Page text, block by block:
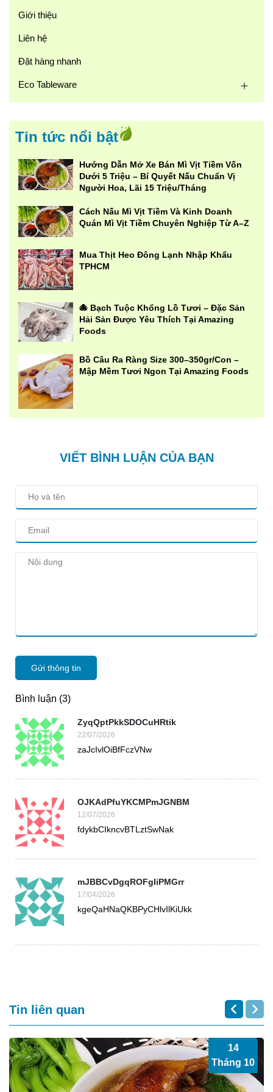
Giới thiệu
Liên hệ
Đặt hàng nhanh
Eco Tableware
Tin tức nổi bật
Hướng Dẫn Mở Xe Bán Mì Vịt Tiềm Vốn
Dưới 5 Triệu – Bí Quyết Nấu Chuẩn Vị
Người Hoa, Lãi 15 Triệu/Tháng
Cách Nấu Mì Vịt Tiềm Và Kinh Doanh
Quán Mì Vịt Tiềm Chuyên Nghiệp Từ A–Z
Mua Thịt Heo Đông Lạnh Nhập Khẩu
TPHCM
🐙 Bạch Tuộc Khổng Lồ Tươi – Đặc Sản
Hải Sản Được Yêu Thích Tại Amazing
Foods
Bồ Câu Ra Ràng Size 300–350gr/Con –
Mập Mềm Tươi Ngon Tại Amazing Foods
VIẾT BÌNH LUẬN CỦA BẠN
Gửi thông tin
Bình luận (3)
ZyqQptPkkSDOCuHRtik
22/07/2026
zaJcIvlOiBfFczVNw
OJKAdPfuYKCMPmJGNBM
12/07/2026
fdykbCIkncvBTLztSwNak
mJBBCvDgqROFgIiPMGrr
17/04/2026
kgeQaHNaQKBPyCHlvIlKiUkk
Tin liên quan
14
Tháng 10